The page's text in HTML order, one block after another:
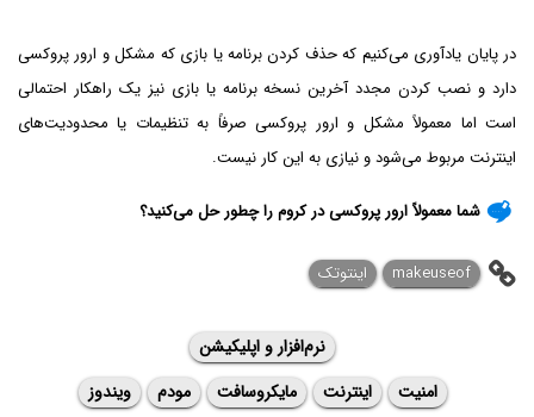
در پایان یادآوری می‌کنیم که حذف کردن برنامه یا بازی که مشکل و ارور پروکسی
دارد و نصب کردن مجدد آخرین نسخه برنامه یا بازی نیز یک راهکار احتمالی
است اما معمولاً مشکل و ارور پروکسی صرفاً به تنظیمات یا محدودیت‌های
اینترنت مربوط می‌شود و نیازی به این کار نیست.
شما معمولاً ارور پروکسی در کروم را چطور حل می‌کنید؟
makeuseof اینتوتک
نرم‌افزار و اپلیکیشن
امنیت
اینترنت مایکروسافت مودم ویندوز